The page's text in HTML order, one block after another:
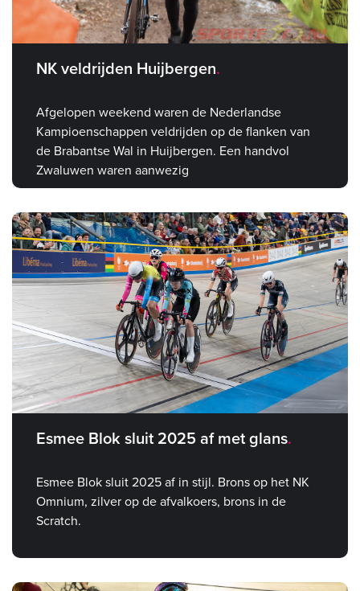
NK veldrijden Huijbergen
Afgelopen weekend waren de Nederlandse
Kampioenschappen veldrijden op de flanken van
de Brabantse Wal in Huijbergen. Een handvol
Zwaluwen waren aanwezig
Esmee Blok sluit 2025 af met glans
Esmee Blok sluit 2025 af in stijl. Brons op het NK
Omnium, zilver op de afvalkoers, brons in de
Scratch.